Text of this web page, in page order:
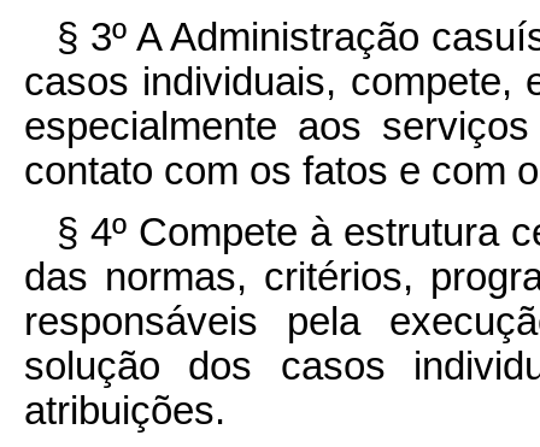
§ 3º A Administração
casos individuais, compete,
especialmente aos
contato com os fatos e com
§ 4º Compete à estrutura
das normas, critérios,
responsáveis pela
solução dos casos
atribuições.